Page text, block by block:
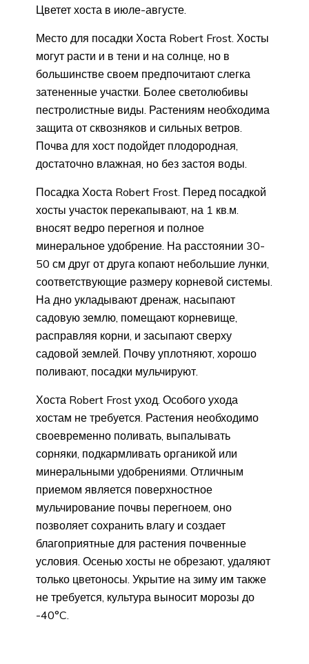
Цветет хоста в июле-августе.
Место для посадки Хоста Robert Frost. Хосты
могут расти и в тени и на солнце, но в
большинстве своем предпочитают слегка
затененные участки. Более светолюбивы
пестролистные виды. Растениям необходима
защита от сквозняков и сильных ветров.
Почва для хост подойдет плодородная,
достаточно влажная, но без застоя воды.
Посадка Хоста Robert Frost. Перед посадкой
хосты участок перекапывают, на 1 кв.м.
вносят ведро перегноя и полное
минеральное удобрение. На расстоянии 30-
50 см друг от друга копают небольшие лунки,
соответствующие размеру корневой системы.
На дно укладывают дренаж, насыпают
садовую землю, помещают корневище,
расправляя корни, и засыпают сверху
садовой землей. Почву уплотняют, хорошо
поливают, посадки мульчируют.
Хоста Robert Frost уход. Особого ухода
хостам не требуется. Растения необходимо
своевременно поливать, выпалывать
сорняки, подкармливать органикой или
минеральными удобрениями. Отличным
приемом является поверхностное
мульчирование почвы перегноем, оно
позволяет сохранить влагу и создает
благоприятные для растения почвенные
условия. Осенью хосты не обрезают, удаляют
только цветоносы. Укрытие на зиму им также
не требуется, культура выносит морозы до
-40°C.